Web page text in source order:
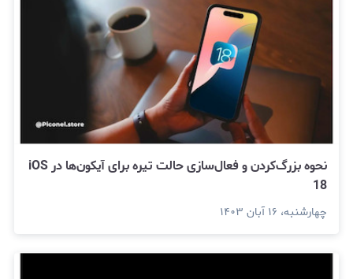
نحوه بزرگ‌کردن و فعال‌سازی حالت تیره برای آیکون‌ها در iOS
18
چهارشنبه، ۱۶ آبان ۱۴۰۳